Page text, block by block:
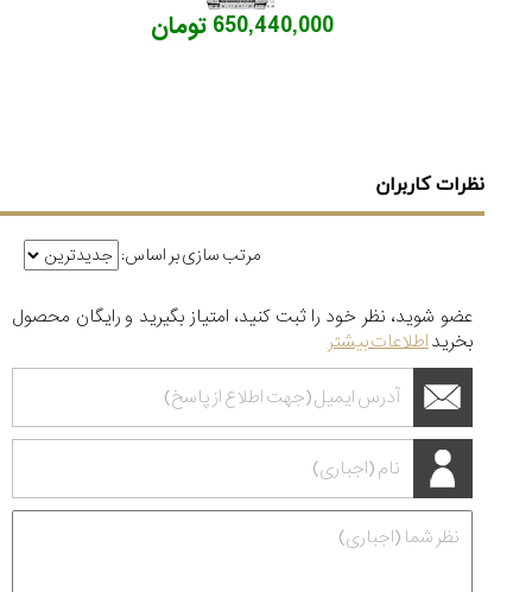
650,440,000 تومان
نظرات کاربران
مرتب سازی بر اساس:
عضو شوید، نظر خود را ثبت کنید، امتیاز بگیرید و رایگان محصول
بخریداطلاعات بیشتر